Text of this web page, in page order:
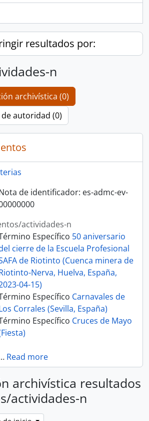
resultados por:
n
archivística (0)
autoridad (0)
de identificador: es-admc-ev-
actividades-n
Específico 50 aniversario
cierre de la Escuela Profesional
de Riotinto (Cuenca minera de
Nerva, Huelva, España,
04-15)
Específico Carnavales de
Corrales (Sevilla, España)
Específico Cruces de Mayo
Read more
archivística resultados
actividades-n